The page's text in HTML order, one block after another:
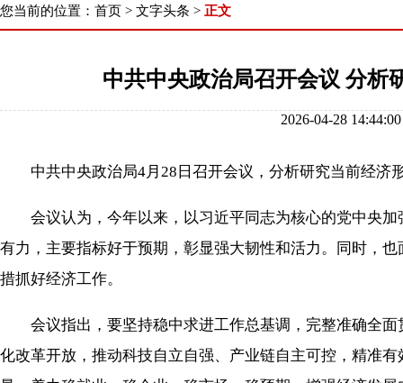
您当前的位置： 首页 > 文字头条 > 正文
中共中央政治局召开会议 分析
2026-04-28
中共中央政治局4月28日召开会议，分析研究当前经济
会议认为，今年以来，以习近平同志为核心的党中央加
有力，主要指标好于预期，彰显强大韧性和活力。同时，
措抓好经济工作。
会议指出，要坚持稳中求进工作总基调，完整准确全面
化改革开放，推动科技自立自强、产业链自主可控，精准